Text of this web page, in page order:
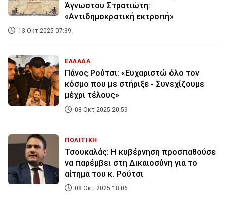
Άγνωστου Στρατιώτη:
«Αντιδημοκρατική εκτροπή»
13 Οκτ 2025 07:39
ΕΛΛΑΔΑ
Πάνος Ρούτσι: «Ευχαριστώ όλο τον
κόσμο που με στήριξε - Συνεχίζουμε
μέχρι τέλους»
08 Οκτ 2025 20:59
ΠΟΛΙΤΙΚΗ
Τσουκαλάς: Η κυβέρνηση προσπαθούσε
να παρέμβει στη Δικαιοσύνη για το
αίτημα του κ. Ρούτσι
08 Οκτ 2025 18:06